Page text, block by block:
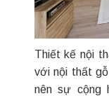
Thiết kế nội
với nội thất
nên sự cộng